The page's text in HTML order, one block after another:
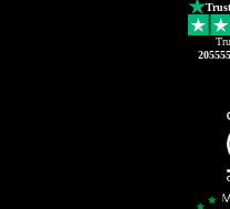
205555